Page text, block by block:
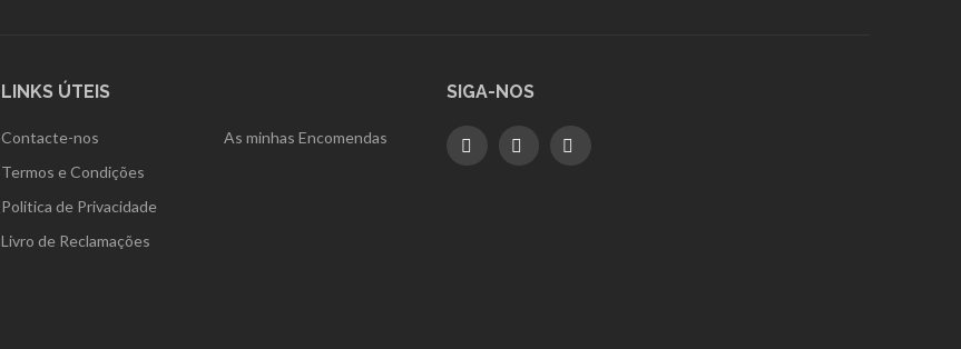
LINKS ÚTEIS
Contacte-nos
Termos e Condições
Politica de Privacidade
Livro de Reclamações
As minhas Encomendas
SIGA-NOS
